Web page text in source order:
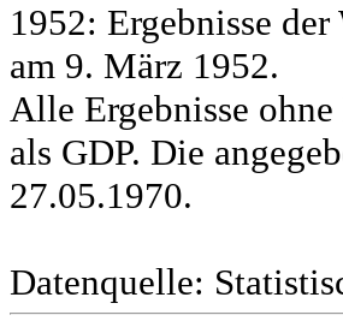
1952: Ergebnisse
am 9. März 1952.
Alle Ergebnisse
als GDP. Die
27.05.1970.
Datenquelle: